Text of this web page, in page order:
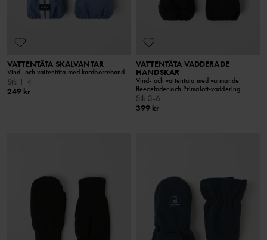
VATTENTÄTA SKALVANTAR
Vind- och vattentäta med kardborreband
Stl: 1-4
249 kr
VATTENTÄTA VADDERADE
HANDSKAR
Vind- och vattentäta med värmande
fleecefoder och Primaloft-vaddering
Stl: 3-6
399 kr